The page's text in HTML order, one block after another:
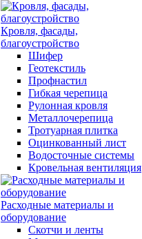
Кровля, фасады,
благоустройство
Шифер
Геотекстиль
Профнастил
Гибкая черепица
Рулонная кровля
Металлочерепица
Тротуарная плитка
Оцинкованный лист
Водосточные системы
Кровельная вентиляция
Расходные материалы и
оборудование
Скотчи и ленты